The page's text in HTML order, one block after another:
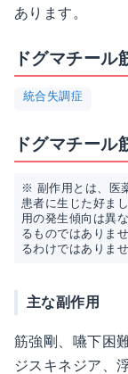
あります。
ドグマチー
統合失調症
ドグマチール
※ 副作用とは、医
患者に生じた好ま
用の発生傾向は異
るものではありま
るわけではありませ
主な副作用
筋強剛、嚥下困
ジスキネジア、